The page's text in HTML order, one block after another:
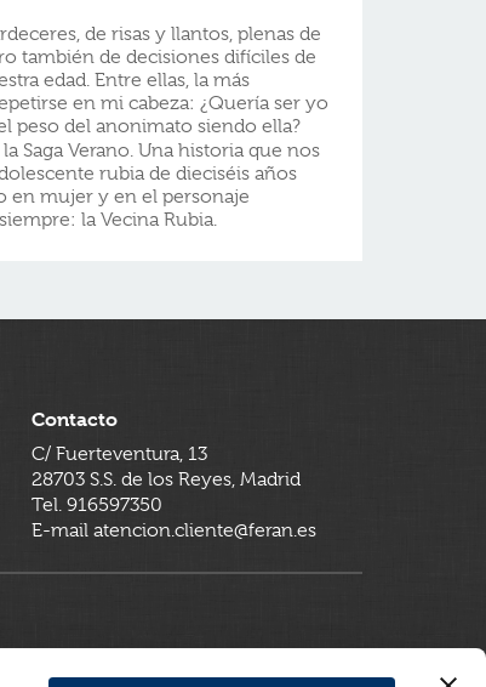
de risas y llantos, plenas de
también de decisiones difíciles de
edad. Entre ellas, la más
en mi cabeza: ¿Quería ser yo
peso del anonimato siendo ella?
Saga Verano. Una historia que nos
rubia de dieciséis años
en mujer y en el personaje
la Vecina Rubia.
Contacto
C/ Fuerteventura, 13
28703 S.S. de los Reyes, Madrid
Tel. 916597350
E-mail atencion.cliente@feran.es